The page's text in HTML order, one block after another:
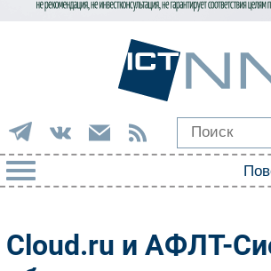
Импорто­замещение
Cloud.ru и АФЛТ-